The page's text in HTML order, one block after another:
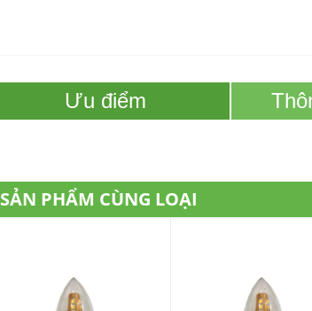
Ưu điểm
SẢN PHẨM CÙNG LOẠI